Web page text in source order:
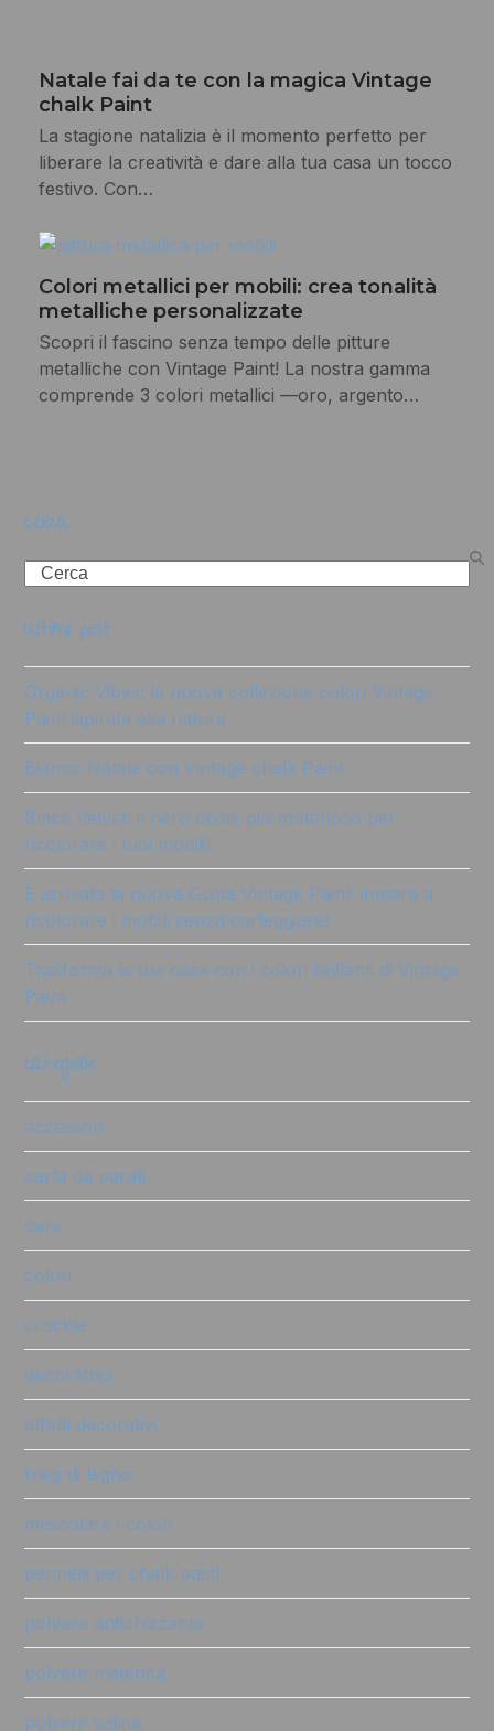
Natale fai da te con la magica Vintage
chalk Paint
La stagione natalizia è il momento perfetto per
liberare la creatività e dare alla tua casa un tocco
festivo. Con…
Colori metallici per mobili: crea tonalità
metalliche personalizzate
Scopri il fascino senza tempo delle pitture
metalliche con Vintage Paint! La nostra gamma
comprende 3 colori metallici —oro, argento…
cerca
Search
ultimi post
Organic Vibes: la nuova collezione colori Vintage
Paint ispirata alla natura
Bianco Natale con Vintage chalk Paint
Black Velvet: il nero chalk più misterioso per
ricolorare i tuoi mobili!
È arrivata la nuova Guida Vintage Paint: impara a
ricolorare i mobili senza carteggiare!
Trasforma la tua casa con i colori brillanti di Vintage
Paint
categorie
accessori
carta da parati
cere
colori
crackle
decoratrici
effetti decorativi
fregi di legno
mescolare i colori
pennelli per chalk paint
polvere antichizzante
polvere materica
polvere salina